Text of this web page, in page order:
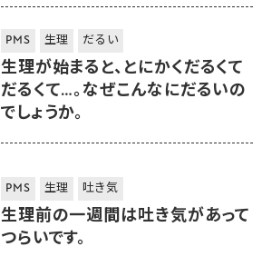
PMS 生理 だるい
生理が始まると、とにかくだるくて
だるくて…。なぜこんなにだるいの
でしょうか。
PMS 生理 吐き気
生理前の一週間は吐き気があって
つらいです。